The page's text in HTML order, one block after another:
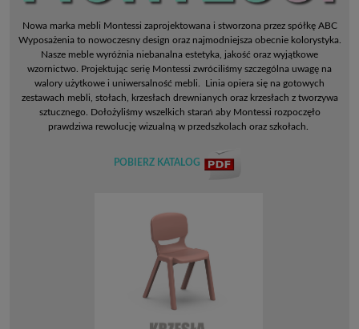
Nowa marka mebli Montessi zaprojektowana i stworzona przez spółkę ABC
Wyposażenia to nowoczesny design oraz najmodniejsza obecnie kolorystyka.
Nasze meble wyróżnia niebanalna estetyka, jakość oraz wyjątkowe
wzornictwo. Projektując serię Montessi zwróciliśmy szczególna uwagę na
walory użytkowe i uniwersalność mebli. Linia opiera się na gotowych
zestawach mebli, stołach, krzesłach drewnianych oraz krzesłach z tworzywa
sztucznego. Dołożyliśmy wszelkich starań aby Montessi rozpoczęło
prawdziwa rewolucję wizualną w przedszkolach oraz szkołach.
POBIERZ KATALOG